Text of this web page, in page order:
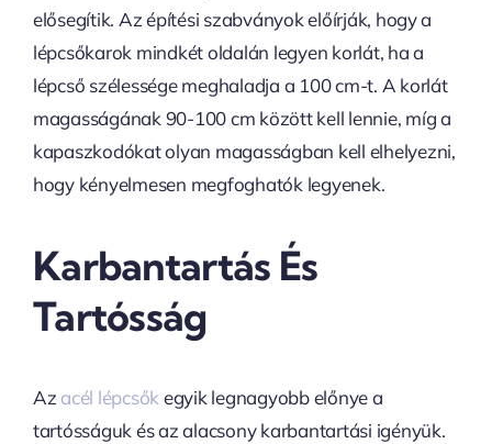
elősegítik. Az építési szabványok előírják, hogy a
lépcsőkarok mindkét oldalán legyen korlát, ha a
lépcső szélessége meghaladja a 100 cm-t. A korlát
magasságának 90-100 cm között kell lennie, míg a
kapaszkodókat olyan magasságban kell elhelyezni,
hogy kényelmesen megfoghatók legyenek.
Karbantartás És
Tartósság
Az acél lépcsők egyik legnagyobb előnye a
tartósságuk és az alacsony karbantartási igényük.